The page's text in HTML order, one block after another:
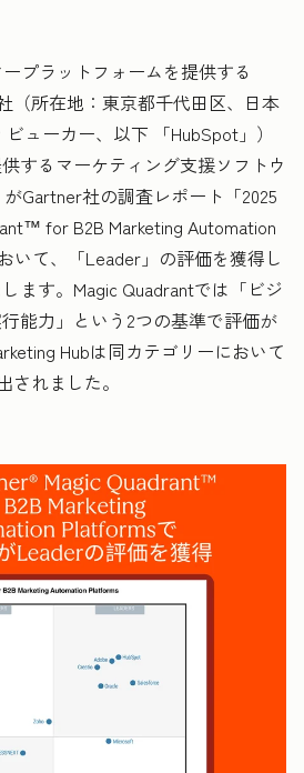
プラットフォームを提供する
（所在地：東京都千代田区、日本
ューカー、以下 「HubSpot」）
するマーケティング支援ソフトウ
Gartner社の調査レポート「2025
for B2B Marketing Automation
いて、「Leader」の評価を獲得し
ます。Magic Quadrantでは「ビジ
能力」という2つの基準で評価が
Hubは同カテゴリーにおいて
れました。